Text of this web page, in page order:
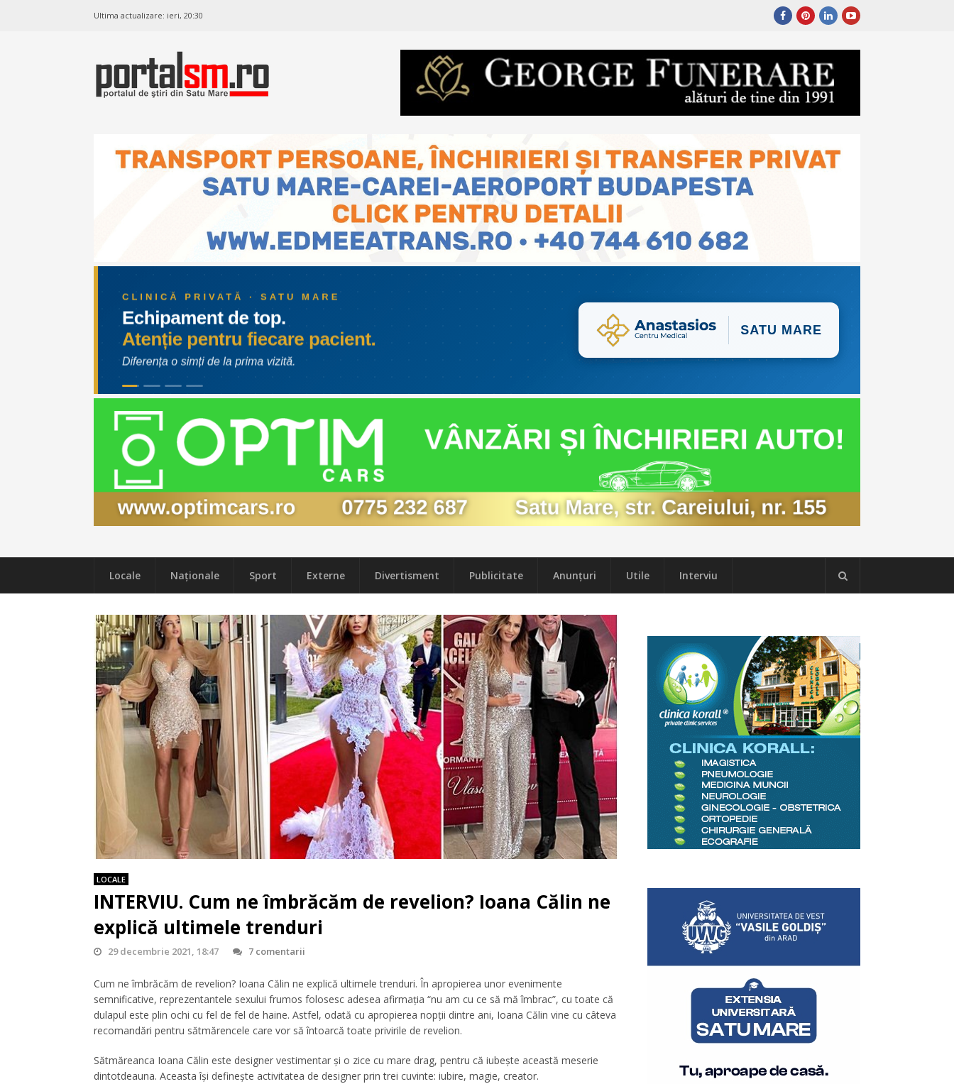
Ultima actualizare: ieri, 20:30
Locale Naţionale Sport Externe Divertisment Publicitate Anunțuri Utile Interviu
LOCALE
INTERVIU. Cum ne îmbrăcăm de revelion? Ioana Călin ne
explică ultimele trenduri
29 decembrie 2021, 18:47 7 comentarii
Cum ne îmbrăcăm de revelion? Ioana Călin ne explică ultimele trenduri. În apropierea unor evenimente
semnificative, reprezentantele sexului frumos folosesc adesea afirmația “nu am cu ce să mă îmbrac”, cu toate că
dulapul este plin ochi cu fel de fel de haine. Astfel, odată cu apropierea nopții dintre ani, Ioana Călin vine cu câteva
recomandări pentru sătmărencele care vor să întoarcă toate privirile de revelion.
Sătmăreanca Ioana Călin este designer vestimentar și o zice cu mare drag, pentru că iubește această meserie
dintotdeauna. Aceasta își definește activitatea de designer prin trei cuvinte: iubire, magie, creator.